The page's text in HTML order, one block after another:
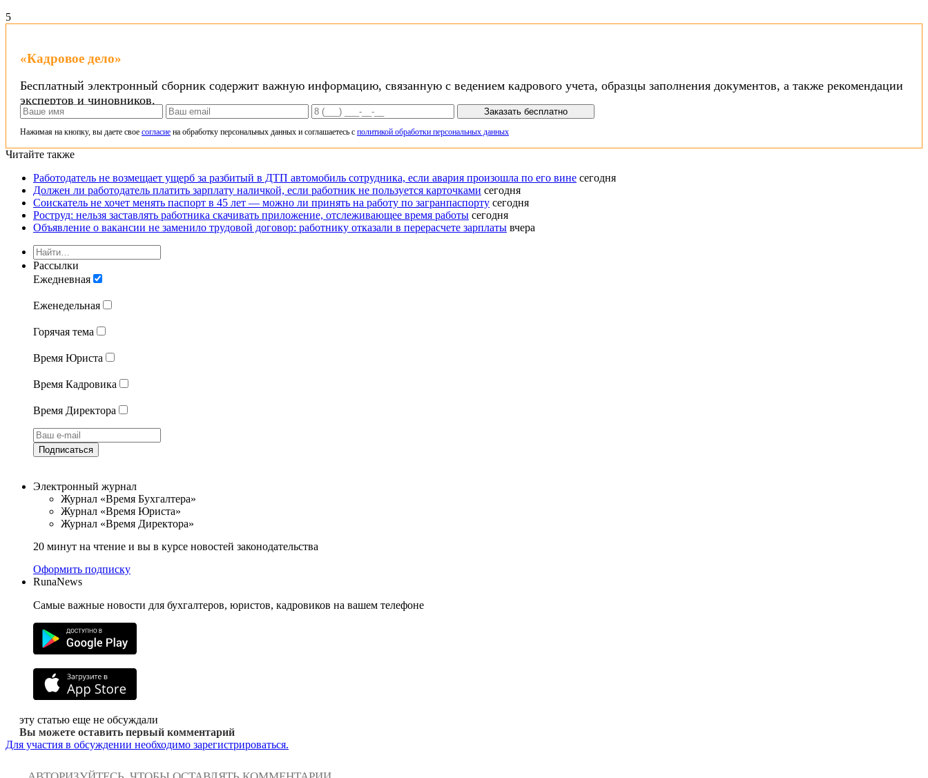
5
«Кадровое дело»
Бесплатный электронный сборник содержит важную информацию, связанную с ведением кадрового учета, образцы заполнения документов, а также рекомендации
экспертов и чиновников.
Заказать бесплатно
Нажимая на кнопку, вы даете свое согласие на обработку персональных данных и соглашаетесь с политикой обработки персональных данных
Читайте также
Работодатель не возмещает ущерб за разбитый в ДТП автомобиль сотрудника, если авария произошла по его вине сегодня
Должен ли работодатель платить зарплату наличкой, если работник не пользуется карточками сегодня
Соискатель не хочет менять паспорт в 45 лет — можно ли принять на работу по загранпаспорту сегодня
Роструд: нельзя заставлять работника скачивать приложение, отслеживающее время работы сегодня
Объявление о вакансии не заменило трудовой договор: работнику отказали в перерасчете зарплаты вчера
Рассылки
Ежедневная
Еженедельная
Горячая тема
Время Юриста
Время Кадровика
Время Директора
Подписаться
Электронный журнал
Журнал «Время Бухгалтера»
Журнал «Время Юриста»
Журнал «Время Директора»
20 минут на чтение и вы в курсе новостей законодательства
Оформить подписку
RunaNews
Самые важные новости для бухгалтеров, юристов, кадровиков на вашем телефоне
эту статью еще не обсуждали
Вы можете оставить первый комментарий
Для участия в обсуждении необходимо зарегистрироваться.